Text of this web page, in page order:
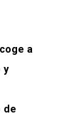
a
y
de